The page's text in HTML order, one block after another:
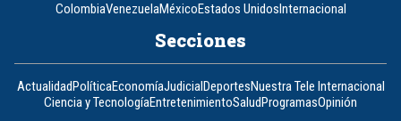
ColombiaVenezuelaMéxicoEstados UnidosInternacional
Secciones
ActualidadPolíticaEconomíaJudicialDeportesNuestra Tele Internacional
Ciencia y TecnologíaEntretenimientoSaludProgramasOpinión